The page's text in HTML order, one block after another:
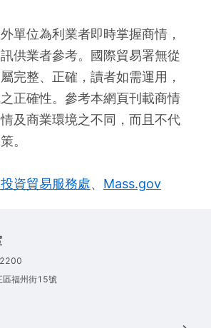
單位為利業者即時掌握商情，
供業者參考。國際貿易署無從
完整、正確，讀者如需運用，
正確性。參考本網頁刊載商情
及商業環境之不同，而且不代
。
資貿易服務處、 Mass.gov
福州街15號